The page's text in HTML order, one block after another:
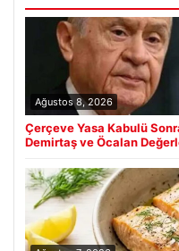
Ağustos 8, 2026
Çerçeve Yasa Kabulü
Demirtaş ve Öcalan